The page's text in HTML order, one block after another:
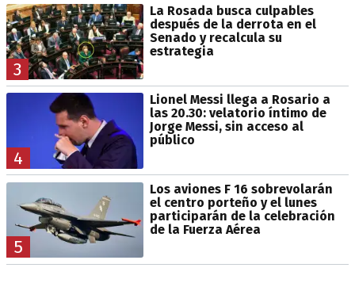
3
La Rosada busca culpables
después de la derrota en el
Senado y recalcula su
estrategia
4
Lionel Messi llega a Rosario a
las 20.30: velatorio íntimo de
Jorge Messi, sin acceso al
público
5
Los aviones F 16 sobrevolarán
el centro porteño y el lunes
participarán de la celebración
de la Fuerza Aérea